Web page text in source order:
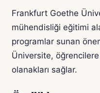
Frankfurt Goethe
mühendisliği eğitimi
programlar sunan
Üniversite,
olanakları sağlar.